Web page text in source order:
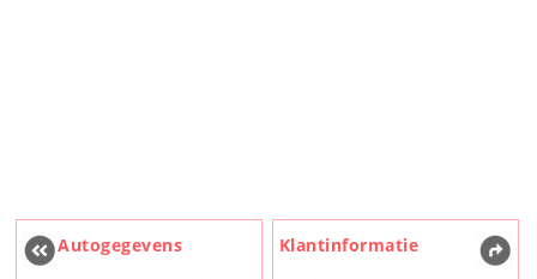
Autogegevens Klantinformatie